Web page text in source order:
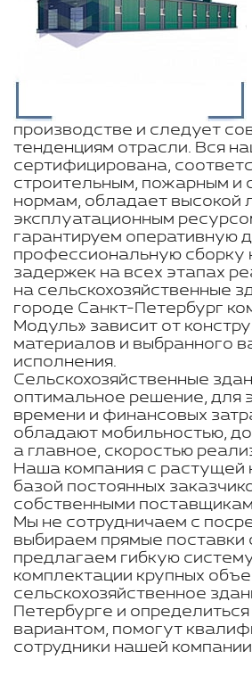
производстве и следует
тенденциям отрасли. Вся
сертифицирована,
строительным, пожарным и
нормам, обладает высокой
эксплуатационным
гарантируем оперативную
профессиональную сборку
задержек на всех этапах
на сельскохозяйственные
городе Санкт-Петербург
Модуль» зависит от
материалов и выбранного
исполнения.
Сельскохозяйственные
оптимальное решение, для
времени и финансовых
обладают мобильностью,
а главное, скоростью
Наша компания с растущей
базой постоянных
собственными
Мы не сотрудничаем с
выбираем прямые поставки
предлагаем гибкую
комплектации крупных
сельскохозяйственное
Петербурге и
вариантом, помогут
сотрудники нашей